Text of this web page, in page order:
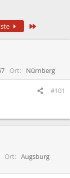
Ort Nürnberg
#101
Ort
Augsburg